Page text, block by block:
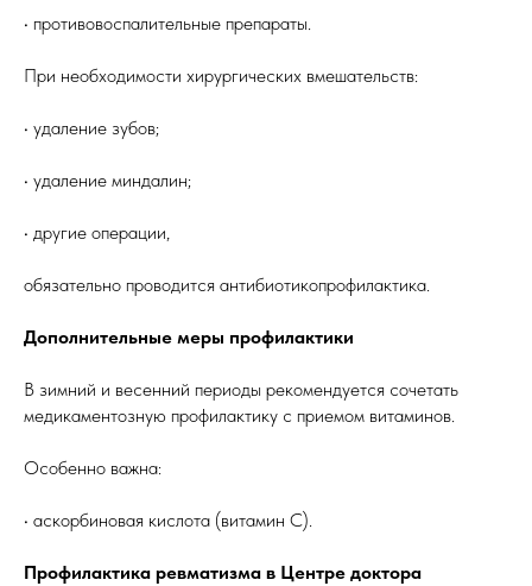
• противовоспалительные препараты.
При необходимости хирургических вмешательств:
• удаление зубов;
• удаление миндалин;
• другие операции,
обязательно проводится антибиотикопрофилактика.
Дополнительные меры профилактики
В зимний и весенний периоды рекомендуется сочетать
медикаментозную профилактику с приемом витаминов.
Особенно важна:
• аскорбиновая кислота (витамин С).
Профилактика ревматизма в Центре доктора